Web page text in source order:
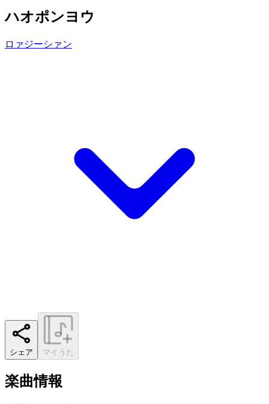
ハオポンヨウ
ロァジーシァン
シェア マイうた
楽曲情報